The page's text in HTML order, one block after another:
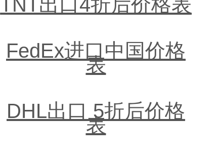
FedEx进口中国价格
表
DHL出口 5折后价格
表